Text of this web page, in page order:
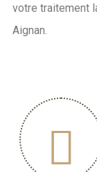
votre traitement
Aignan.